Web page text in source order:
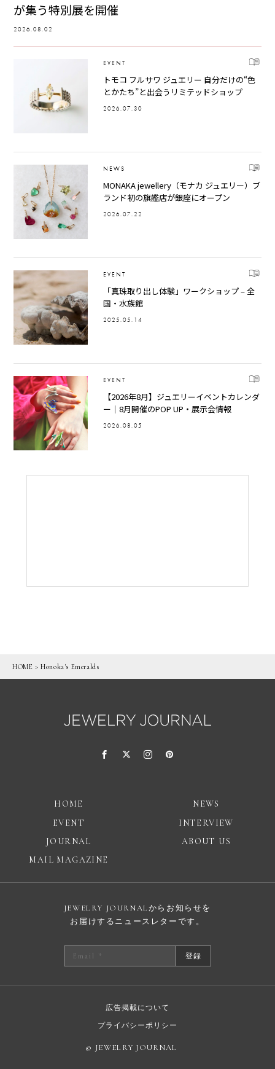
が集う特別展を開催
2026.08.02
EVENT
トモコ フルサワ ジュエリー 自分だけの“色
とかたち”と出会うリミテッドショップ
2026.07.30
NEWS
MONAKA jewellery（モナカ ジュエリー）ブ
ランド初の旗艦店が銀座にオープン
2026.07.22
EVENT
「真珠取り出し体験」ワークショップ – 全
国・水族館
2025.05.14
EVENT
【2026年8月】ジュエリーイベントカレンダ
ー｜8月開催のPOP UP・展示会情報
2026.08.05
HOME >Honoka's Emeralds
HOME
NEWS
EVENT
INTERVIEW
JOURNAL
ABOUT US
MAIL MAGAZINE
JEWELRY JOURNALからお知らせを
お届けするニュースレターです。
登録
広告掲載について
プライバシーポリシー
© JEWELRY JOURNAL